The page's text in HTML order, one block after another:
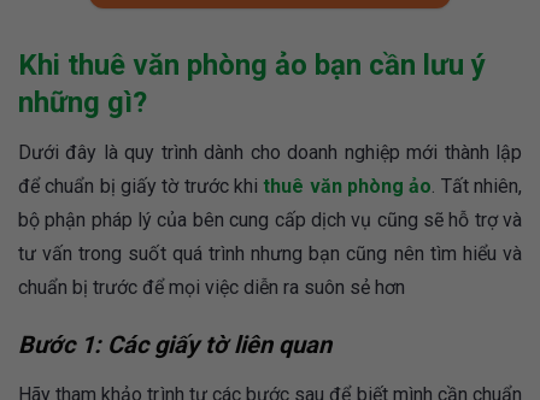
Khi thuê văn phòng ảo bạn cần lưu ý
những gì?
Dưới đây là quy trình dành cho doanh nghiệp mới thành lập
để chuẩn bị giấy tờ trước khi thuê văn phòng ảo. Tất nhiên,
bộ phận pháp lý của bên cung cấp dịch vụ cũng sẽ hỗ trợ và
tư vấn trong suốt quá trình nhưng bạn cũng nên tìm hiểu và
chuẩn bị trước để mọi việc diễn ra suôn sẻ hơn
Bước 1: Các giấy tờ liên quan
Hãy tham khảo trình tự các bước sau để biết mình cần chuẩn